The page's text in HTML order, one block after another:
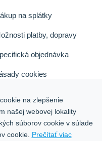
na splátky
platby, dopravy
objednávka
cookies
na zlepšenie
našej webovej lokality
súborov cookie v súlade
cookie. Prečítať viac